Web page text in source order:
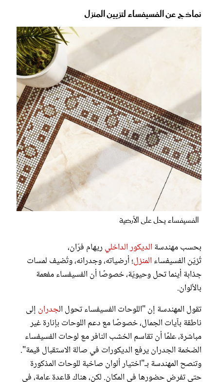
نماذج عن الفسيفساء لتزيين المنزل
الفسيفساء يحل على الأرضية
بحسب مهندسة الديكور الداخلي ريهام فرّان،
تُزيّن الفسيفساء المنزل؛ أرضياته، وجدرانه، وتُضيف لمسات
جذابة أينما تحل وحيويّة، خصوصًا أن الفسيفساء مفعمة
بالألوان.
تقول المهندسة إن "اللوحات الفسيفساء تحول الجدران إلى
ناطقة بآيات الجمال، خصوصًا مع دعم اللوحات بإنارة غير
مباشرة، علمًا أن تقاسم الخشب النافر مع لوحات الفسيفساء
الضخمة الجدران يرفع الديكورات في صالة الاستقبال قيمة".
وتنصح المهندسة بـ"اختيار ألوان صاخبة للوحات المذكورة
حتى تفرض حضورها في المكان. لكن، هناك قاعدة عامة، في